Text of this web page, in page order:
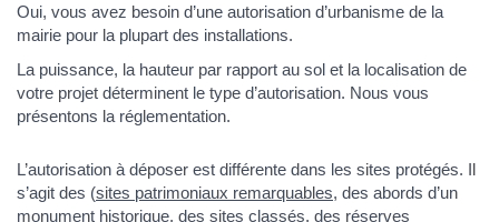
Oui, vous avez besoin d’une autorisation d’urbanisme de la
mairie pour la plupart des installations.
La puissance, la hauteur par rapport au sol et la localisation de
votre projet déterminent le type d’autorisation. Nous vous
présentons la réglementation.
L’autorisation à déposer est différente dans les sites protégés. Il
s’agit des (sites patrimoniaux remarquables, des abords d’un
monument historique, des sites classés, des réserves